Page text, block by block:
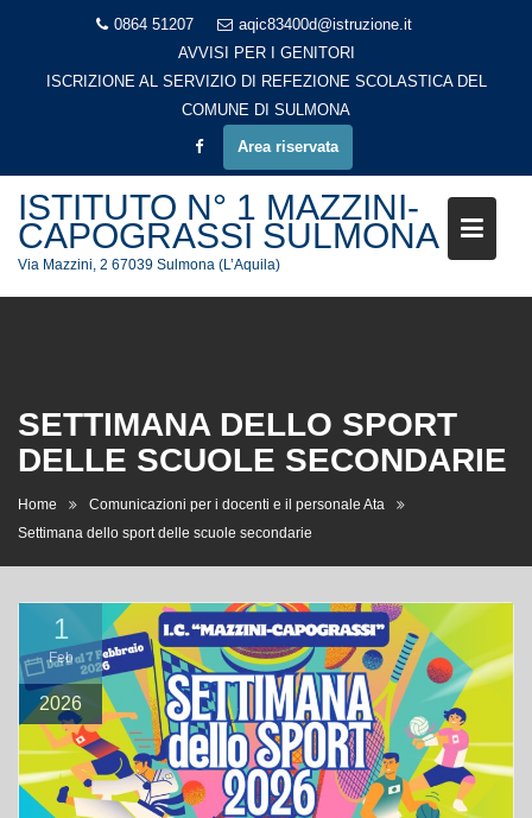
0864 51207
aqic83400d@istruzione.it
AVVISI PER I GENITORI
ISCRIZIONE AL SERVIZIO DI REFEZIONE SCOLASTICA DEL
COMUNE DI SULMONA
Area riservata
ISTITUTO N° 1 MAZZINI-
CAPOGRASSI SULMONA
Via Mazzini, 2 67039 Sulmona (L’Aquila)
SETTIMANA DELLO SPORT
DELLE SCUOLE SECONDARIE
Home
Comunicazioni per i docenti e il personale Ata
Settimana dello sport delle scuole secondarie
1
Feb
2026